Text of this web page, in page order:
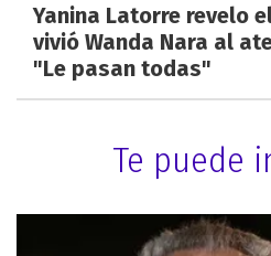
Yanina Latorre revelo
vivió Wanda Nara al
"Le pasan todas"
Te puede